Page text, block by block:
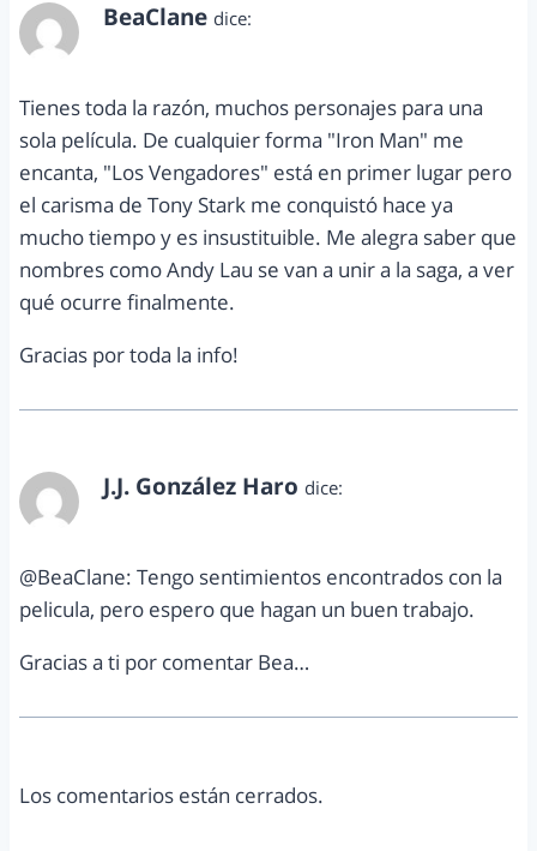
BeaClane dice:
Tienes toda la razón, muchos personajes para una
sola película. De cualquier forma "Iron Man" me
encanta, "Los Vengadores" está en primer lugar pero
el carisma de Tony Stark me conquistó hace ya
mucho tiempo y es insustituible. Me alegra saber que
nombres como Andy Lau se van a unir a la saga, a ver
qué ocurre finalmente.
Gracias por toda la info!
J.J. González Haro dice:
@BeaClane: Tengo sentimientos encontrados con la
pelicula, pero espero que hagan un buen trabajo.
Gracias a ti por comentar Bea…
Los comentarios están cerrados.